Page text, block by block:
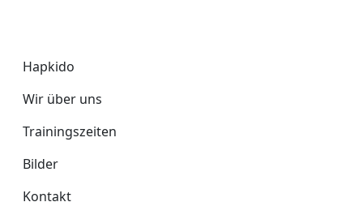
Hapkido
Hapkido
Wir über uns
Trainingszeiten
Bilder
Kontakt